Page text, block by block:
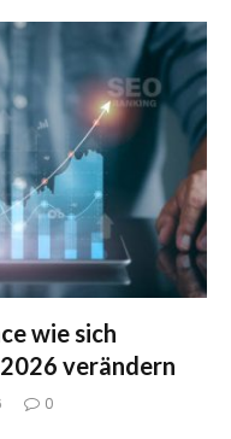
wie sich
verändern
0